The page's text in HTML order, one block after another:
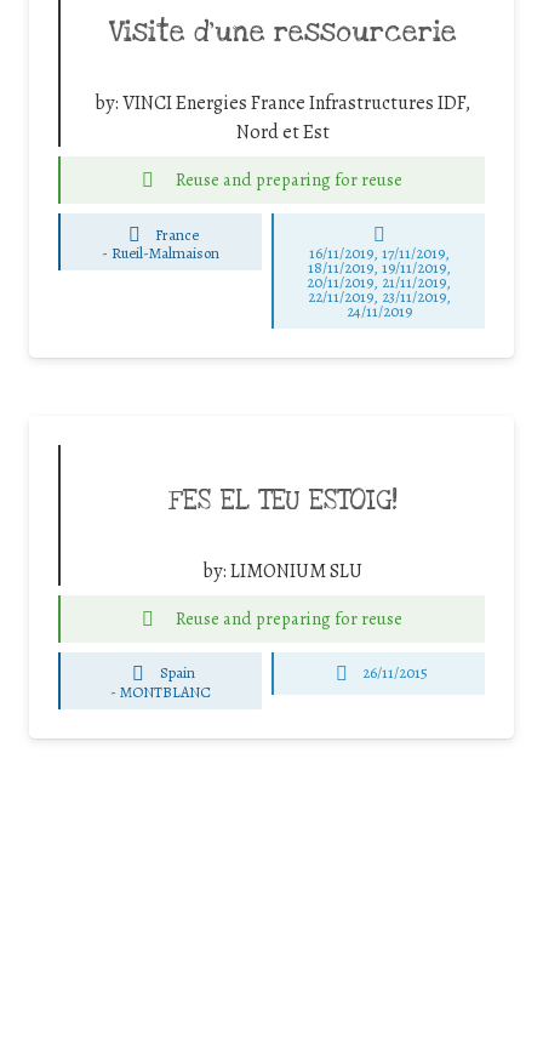
Visite d’une ressourcerie
by:VINCI Energies France Infrastructures IDF,
Nord et Est
Reuse and preparing for reuse
France
- Rueil-Malmaison 16/11/2019, 17/11/2019,
18/11/2019, 19/11/2019,
20/11/2019, 21/11/2019,
22/11/2019, 23/11/2019,
24/11/2019
FES EL TEU ESTOIG!
by:LIMONIUM SLU
Reuse and preparing for reuse
Spain
-MONTBLANC
26/11/2015